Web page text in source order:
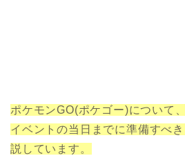
ポケモンGO(ポケゴー)について
イベントの当日までに準備すべ
説しています。